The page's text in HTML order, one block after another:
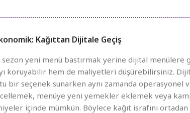
Kağıttan Dijitale Geçiş
sezon yeni menü bastırmak yerine dijital menülere
koruyabilir hem de maliyetleri düşürebilirsiniz.
bir seçenek sunarken aynı zamanda operasyonel
menüye yeni yemekler eklemek veya
içinde mümkün. Böylece kağıt israfını ortadan